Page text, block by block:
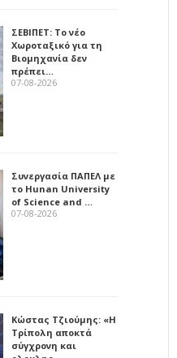
ΣΕΒΙΠΕΤ: Το νέο
Χωροταξικό για τη
Βιομηχανία δεν
πρέπει…
07-08-2026
Συνεργασία ΠΑΠΕΛ με
το Hunan University
of Science and …
07-08-2026
Κώστας Τζιούμης: «Η
Τρίπολη αποκτά
σύγχρονη και